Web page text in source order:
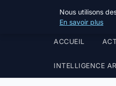
Stillweb
ACCUEIL
INTELLIGENCE
Nous utilisons
En savoir plus